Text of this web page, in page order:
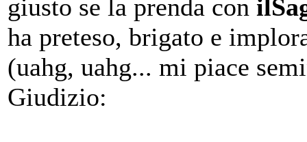
giusto se la prenda con
ha preteso, brigato e
(uahg, uahg... mi piace
Giudizio: